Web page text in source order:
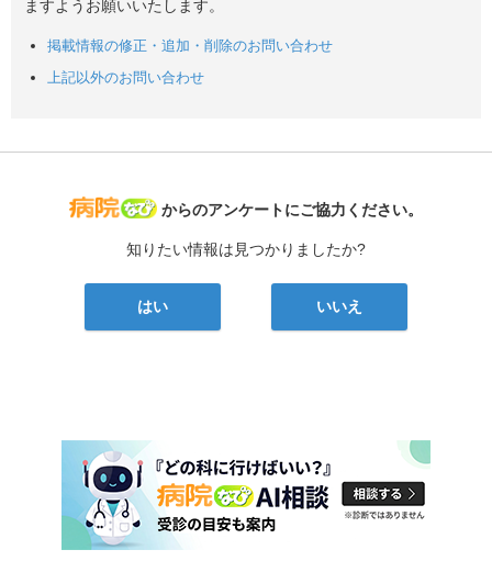
ますようお願いいたします。
掲載情報の修正・追加・削除のお問い合わせ
上記以外のお問い合わせ
病院なび
からのアンケートにご協力ください。
知りたい情報は見つかりましたか?
はい いいえ